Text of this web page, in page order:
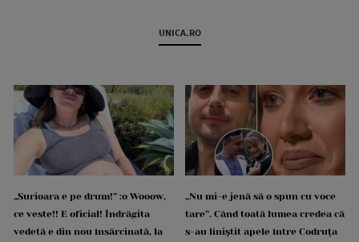
UNICA.RO
„Surioara e pe drum!” :o Wooow,
ce veste!! E oficial! Îndrăgita
vedetă e din nou însărcinată, la
„Nu mi-e jenă să o spun cu voce
tare”. Când toată lumea credea că
s-au liniștit apele între Codruța